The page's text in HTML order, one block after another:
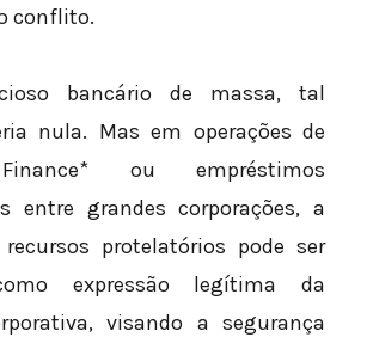
conflito.
bancário de massa, tal
nula. Mas em operações de
ou empréstimos
entre grandes corporações, a
protelatórios pode ser
expressão legítima da
visando a segurança